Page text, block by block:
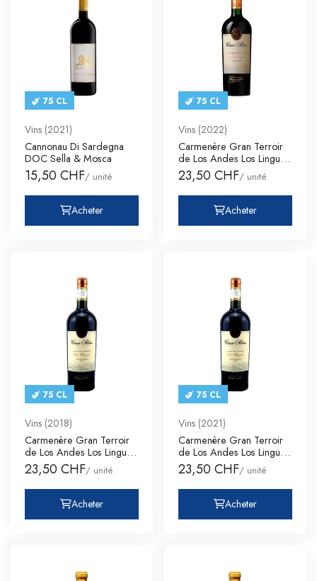
75 CL
Vins (2021)
Cannonau Di Sardegna
DOC Sella & Mosca
15,50 CHF/ unité
Acheter
75 CL
Vins (2022)
Carmenère Gran Terroir
de Los Andes Los Lingues
C
23,50 CHF/ unité
Acheter
75 CL
Vins (2018)
Carmenère Gran Terroir
de Los Andes Los Lingues
C
23,50 CHF/ unité
Acheter
75 CL
Vins (2021)
Carmenère Gran Terroir
de Los Andes Los Lingues
C
23,50 CHF/ unité
Acheter